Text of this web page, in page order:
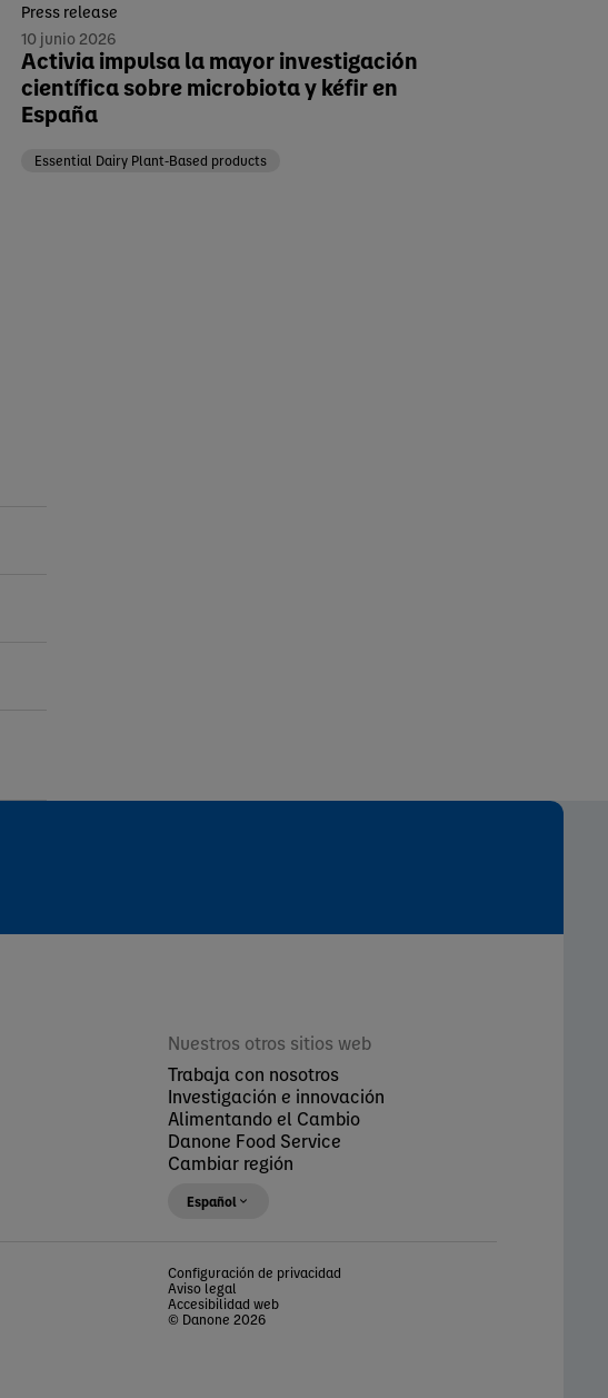
Press release
10 junio 2026
Activia impulsa la mayor investigación
científica sobre microbiota y kéfir en
España
Essential Dairy Plant-Based products
Nuestros otros sitios web
Trabaja con nosotros
Investigación e innovación
Alimentando el Cambio
Danone Food Service
Cambiar región
Español
Configuración de privacidad
Aviso legal
Accesibilidad web
© Danone 2026